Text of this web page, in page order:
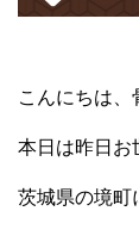
こんにちは、
本日は昨日お
茨城県の境町